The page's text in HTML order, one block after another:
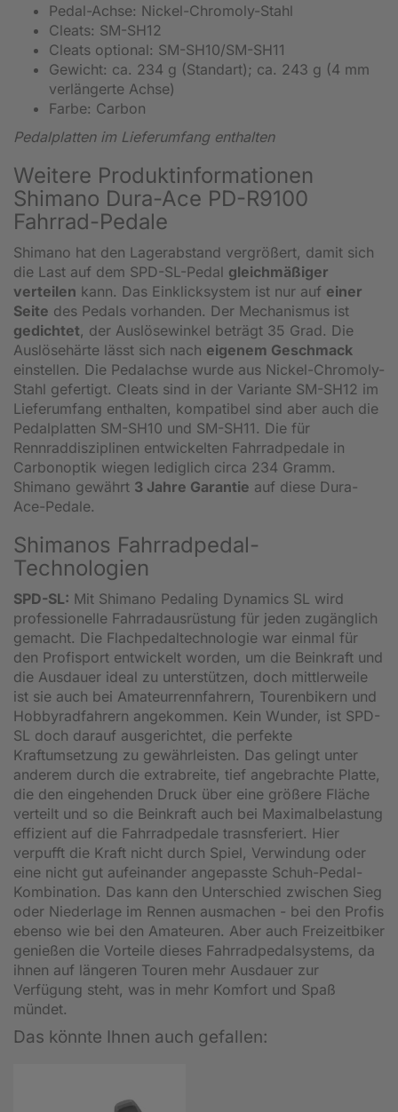
Pedal-Achse: Nickel-Chromoly-Stahl
Cleats: SM-SH12
Cleats optional: SM-SH10/SM-SH11
Gewicht: ca. 234 g (Standart); ca. 243 g (4 mm
verlängerte Achse)
Farbe: Carbon
Pedalplatten im Lieferumfang enthalten
Weitere Produktinformationen
Shimano Dura-Ace PD-R9100
Fahrrad-Pedale
Shimano hat den Lagerabstand vergrößert, damit sich
die Last auf dem SPD-SL-Pedal gleichmäßiger
verteilen kann. Das Einklicksystem ist nur auf einer
Seite des Pedals vorhanden. Der Mechanismus ist
gedichtet, der Auslösewinkel beträgt 35 Grad. Die
Auslösehärte lässt sich nach eigenem Geschmack
einstellen. Die Pedalachse wurde aus Nickel-Chromoly-
Stahl gefertigt. Cleats sind in der Variante SM-SH12 im
Lieferumfang enthalten, kompatibel sind aber auch die
Pedalplatten SM-SH10 und SM-SH11. Die für
Rennraddisziplinen entwickelten Fahrradpedale in
Carbonoptik wiegen lediglich circa 234 Gramm.
Shimano gewährt 3 Jahre Garantie auf diese Dura-
Ace-Pedale.
Shimanos Fahrradpedal-
Technologien
SPD-SL: Mit Shimano Pedaling Dynamics SL wird
professionelle Fahrradausrüstung für jeden zugänglich
gemacht. Die Flachpedaltechnologie war einmal für
den Profisport entwickelt worden, um die Beinkraft und
die Ausdauer ideal zu unterstützen, doch mittlerweile
ist sie auch bei Amateurrennfahrern, Tourenbikern und
Hobbyradfahrern angekommen. Kein Wunder, ist SPD-
SL doch darauf ausgerichtet, die perfekte
Kraftumsetzung zu gewährleisten. Das gelingt unter
anderem durch die extrabreite, tief angebrachte Platte,
die den eingehenden Druck über eine größere Fläche
verteilt und so die Beinkraft auch bei Maximalbelastung
effizient auf die Fahrradpedale trasnsferiert. Hier
verpufft die Kraft nicht durch Spiel, Verwindung oder
eine nicht gut aufeinander angepasste Schuh-Pedal-
Kombination. Das kann den Unterschied zwischen Sieg
oder Niederlage im Rennen ausmachen - bei den Profis
ebenso wie bei den Amateuren. Aber auch Freizeitbiker
genießen die Vorteile dieses Fahrradpedalsystems, da
ihnen auf längeren Touren mehr Ausdauer zur
Verfügung steht, was in mehr Komfort und Spaß
mündet.
Das könnte Ihnen auch gefallen: